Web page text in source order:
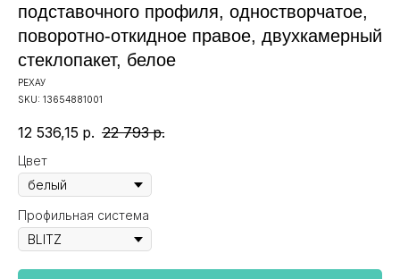
подставочного профиля, одностворчатое,
поворотно-откидное правое, двухкамерный
стеклопакет, белое
РЕХАУ
SKU: 13654881001
12 536,15 р. 22 793 р.
Цвет
Профильная система